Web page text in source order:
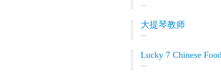
大提琴教师
Lucky 7 Chinese